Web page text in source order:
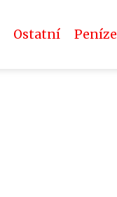
Ostatní Peníze